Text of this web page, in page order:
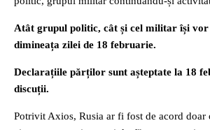
Atât grupul politic, cât și cel militar își
dimineața zilei de 18 februarie.
Declarațiile părților sunt așteptate la 18
discuții.
Potrivit Axios, Rusia ar fi fost de acord doar